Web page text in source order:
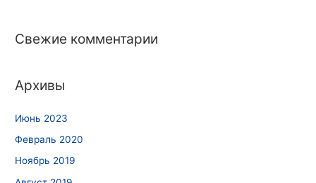
Свежие комментарии
Архивы
Июнь 2023
Февраль 2020
Ноябрь 2019